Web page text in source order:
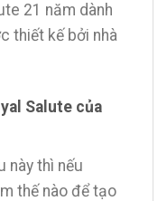
21 năm dành
thiết kế bởi nhà
Salute của
này thì nếu
thế nào để tạo